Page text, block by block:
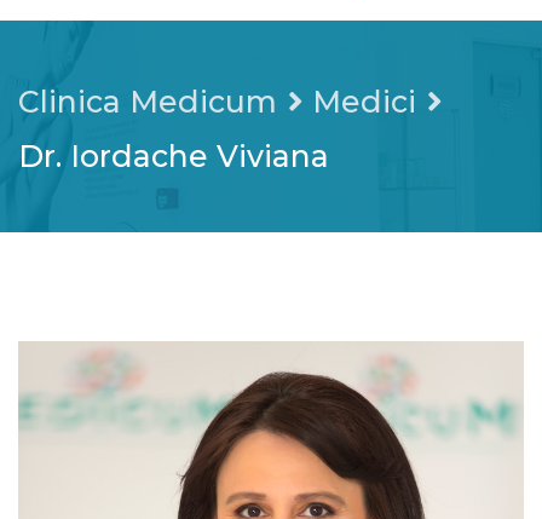
Clinica Medicum
Medici
Dr. Iordache Viviana